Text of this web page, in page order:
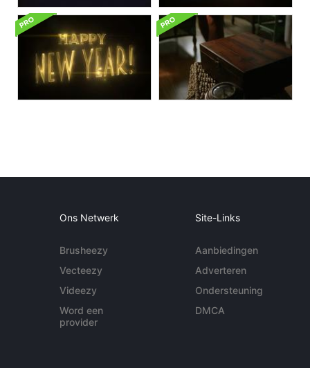
Ons Netwerk
Brusheezy
Vecteezy
Videezy
Word een
provider
Site-Links
Aanbiedingen
Adverteren
Ondersteuning
DMCA